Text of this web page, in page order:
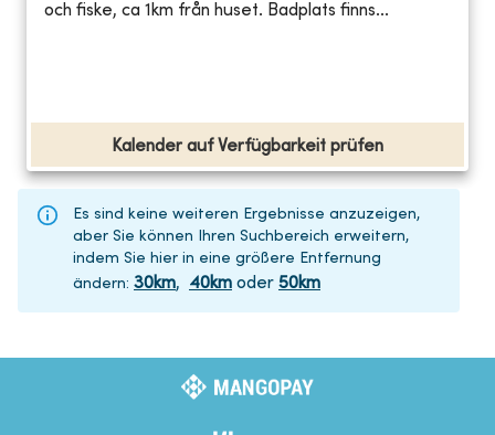
och fiske, ca 1km från huset. Badplats finns...
Kalender auf Verfügbarkeit prüfen
Es sind keine weiteren Ergebnisse anzuzeigen,
aber Sie können Ihren Suchbereich erweitern,
indem Sie hier in eine größere Entfernung
ändern: 30km, 40km oder 50km